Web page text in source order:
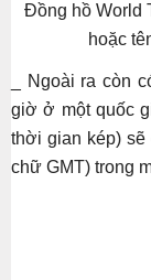
Đồng hồ World
hoặc
_ Ngoài ra còn
giờ ở một quốc
thời gian kép) sẽ
chữ GMT) trong